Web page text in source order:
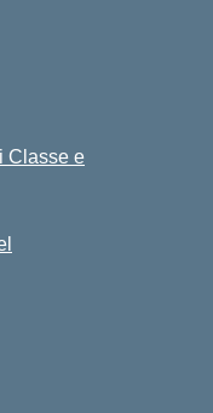
Classe e